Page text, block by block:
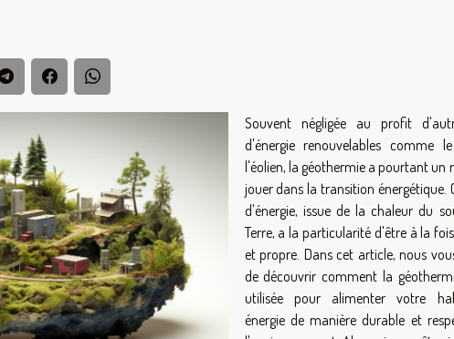
Souvent négligée au profit
d'énergie renouvelables comme
l'éolien, la géothermie a pourtant un
jouer dans la transition énergétique.
d'énergie, issue de la chaleur du
Terre, a la particularité d'être à la
et propre. Dans cet article, nous
de découvrir comment la
utilisée pour alimenter votre
énergie de manière durable et